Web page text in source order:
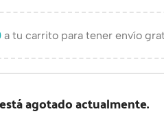
a tu carrito para tener envío
agotado actualmente.